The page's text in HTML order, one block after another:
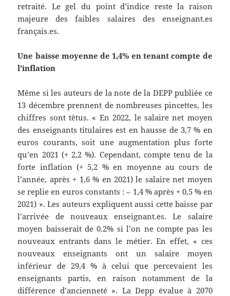
retraité. Le gel du point d’indice reste la raison
majeure des faibles salaires des enseignant.es
français.es.
Une baisse moyenne de 1,4% en tenant compte de
l’inflation
Même si les auteurs de la note de la DEPP publiée ce
13 décembre prennent de nombreuses pincettes, les
chiffres sont têtus. « En 2022, le salaire net moyen
des enseignants titulaires est en hausse de 3,7 % en
euros courants, soit une augmentation plus forte
qu’en 2021 (+ 2,2 %). Cependant, compte tenu de la
forte inflation (+ 5,2 % en moyenne au cours de
l’année, après + 1,6 % en 2021) le salaire net moyen
se replie en euros constants : – 1,4 % après + 0,5 % en
2021) ». Les auteurs expliquent aussi cette baisse par
l’arrivée de nouveaux enseignant.es. Le salaire
moyen baisserait de 0.2% si l’on ne compte pas les
nouveaux entrants dans le métier. En effet, « ces
nouveaux enseignants ont un salaire moyen
inférieur de 29,4 % à celui que percevaient les
enseignants partis, en raison notamment de la
différence d’ancienneté ». La Depp évalue à 2070